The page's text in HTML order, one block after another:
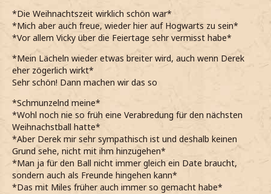
*Die Weihnachtszeit wirklich schön war*
*Mich aber auch freue, wieder hier auf Hogwarts zu sein*
*Vor allem Vicky über die Feiertage sehr vermisst habe*
*Mein Lächeln wieder etwas breiter wird, auch wenn Derek
eher zögerlich wirkt*
Sehr schön! Dann machen wir das so
*Schmunzelnd meine*
*Wohl noch nie so früh eine Verabredung für den nächsten
Weihnachstball hatte*
*Aber Derek mir sehr sympathisch ist und deshalb keinen
Grund sehe, nicht mit ihm hinzugehen*
*Man ja für den Ball nicht immer gleich ein Date braucht,
sondern auch als Freunde hingehen kann*
*Das mit Miles früher auch immer so gemacht habe*